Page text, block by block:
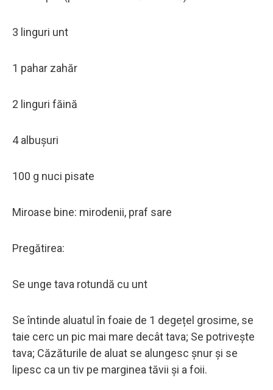
3 linguri unt
1 pahar zahăr
2 linguri făină
4 albușuri
100 g nuci pisate
Miroase bine: mirodenii, praf sare
Pregătirea:
Se unge tava rotundă cu unt
Se întinde aluatul în foaie de 1 degețel grosime, se
taie cerc un pic mai mare decât tava; Se potrivește
tava; Căzăturile de aluat se alungesc șnur și se
lipesc ca un tiv pe marginea tăvii și a foii.